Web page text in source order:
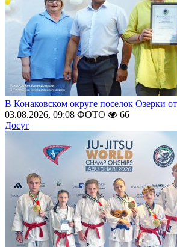
В Конаковском округе поселок Озерки
03.08.2026, 09:08 ФОТО
66
Досуг